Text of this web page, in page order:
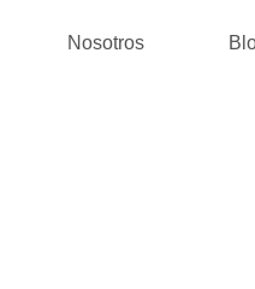
Nosotros